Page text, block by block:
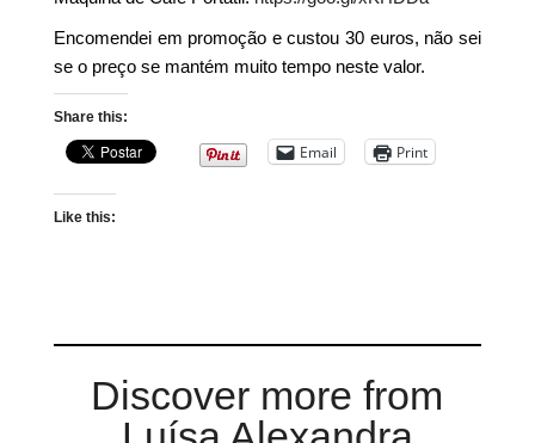
Encomendei em promoção e custou 30 euros, não sei
se o preço se mantém muito tempo neste valor.
Share this:
Email Print
Like this:
Discover more from